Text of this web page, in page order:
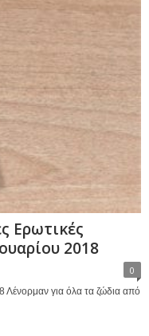
Ερωτικές
2018
0
Λένορμαν για όλα τα ζώδια από